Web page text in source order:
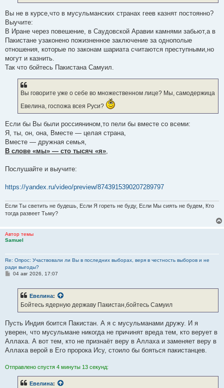
Вы не в курсе,что в мусульманских странах геев казнят постоянно?
Выучите:
В Иране через повешение, в Саудовской Аравии камнями забьют,а в
Пакистане узаконено пожизненное заключение за однополые
отношения, которые по законам шариата считаются преступными,но
могут и казнить.
Так что бойтесь Пакистана Самуил.
Вы говорите уже о себе во множественном лице? Мы, самодержица
Евелина, госпожа всея Руси?
Если бы Вы были россиянином,то пели бы вместе со всеми:
Я, ты, он, она, Вместе — целая страна,
Вместе — дружная семья,
В слове «мы» — сто тысяч «я»,
Послушайте и выучите:
https://yandex.ru/video/preview/8743915390207289797
Если Ты светить не будешь, Если Я гореть не буду, Если Мы сиять не будем, Кто
тогда развеет Тьму?
Автор темы
Samuel
Re: Опрос: Участвовали ли Вы в последних выборах, веря в честность выборов и не
ради выгоды?
С
е
04 авг 2026, 17:07
Евелина:
Бойтесь ядерную державу Пакистан,бойтесь Самуил
Пусть Индия боится Пакистан. А я с мусульманами дружу. И я
уверен, что мусульмане никогда не причинят вреда тем, кто верует в
Аллаха. А вот тем, кто не признаёт веру в Аллаха и заменяет веру в
Аллаха верой в Его пророка Ису, стоило бы бояться пакистанцев.
Отправлено спустя 4 минуты 13 секунд:
Евелина: